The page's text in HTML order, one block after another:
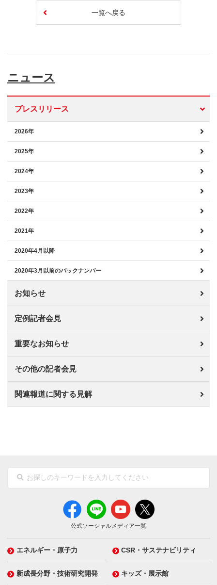
一覧へ戻る
ニュース
プレスリリース
2026年
2025年
2024年
2023年
2022年
2021年
2020年4月以降
2020年3月以前のバックナンバー
お知らせ
定例記者会見
重要なお知らせ
その他の記者会見
関連報道に関する見解
公式ソーシャルメディア一覧
エネルギー・原子力 CSR・サステナビリティ
新成長分野・技術研究開発 キッズ・展示館